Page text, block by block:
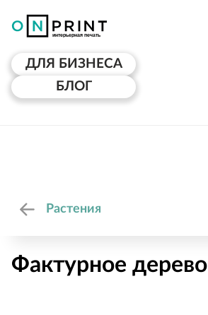
ДЛЯ БИЗНЕСА
БЛОГ
Растения
Фактурное дерево